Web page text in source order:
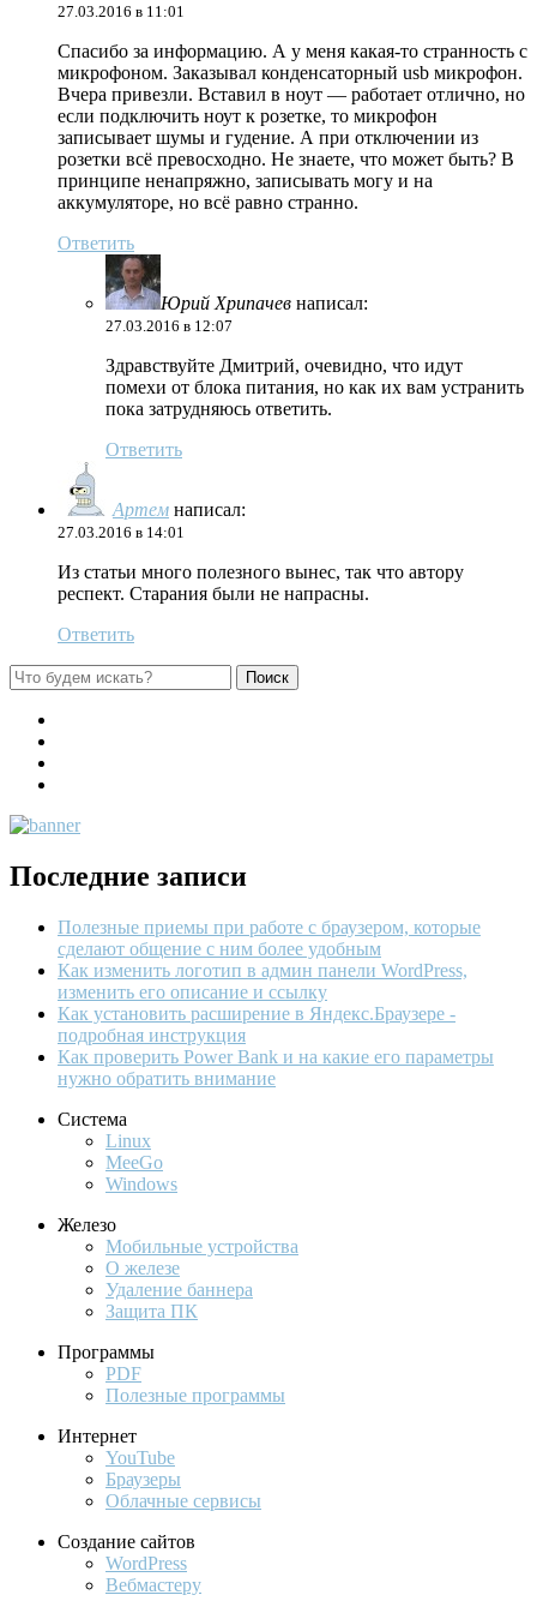
27.03.2016 в 11:01
Спасибо за информацию. А у меня какая-то странность с
микрофоном. Заказывал конденсаторный usb микрофон.
Вчера привезли. Вставил в ноут — работает отлично, но
если подключить ноут к розетке, то микрофон
записывает шумы и гудение. А при отключении из
розетки всё превосходно. Не знаете, что может быть? В
принципе ненапряжно, записывать могу и на
аккумуляторе, но всё равно странно.
Ответить
Юрий Хрипачев написал:
27.03.2016 в 12:07
Здравствуйте Дмитрий, очевидно, что идут
помехи от блока питания, но как их вам устранить
пока затрудняюсь ответить.
Ответить
Артем написал:
27.03.2016 в 14:01
Из статьи много полезного вынес, так что автору
респект. Старания были не напрасны.
Ответить
Последние записи
Полезные приемы при работе с браузером, которые
сделают общение с ним более удобным
Как изменить логотип в админ панели WordPress,
изменить его описание и ссылку
Как установить расширение в Яндекс.Браузере -
подробная инструкция
Как проверить Power Bank и на какие его параметры
нужно обратить внимание
Система
Linux
MeeGo
Windows
Железо
Мобильные устройства
О железе
Удаление баннера
Защита ПК
Программы
PDF
Полезные программы
Интернет
YouTube
Браузеры
Облачные сервисы
Создание сайтов
WordPress
Вебмастеру